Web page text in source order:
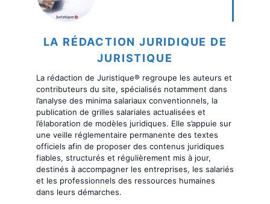
LA RÉDACTION JURIDIQUE DE
JURISTIQUE
La rédaction de Juristique® regroupe les auteurs et
contributeurs du site, spécialisés notamment dans
l’analyse des minima salariaux conventionnels, la
publication de grilles salariales actualisées et
l’élaboration de modèles juridiques. Elle s’appuie sur
une veille réglementaire permanente des textes
officiels afin de proposer des contenus juridiques
fiables, structurés et régulièrement mis à jour,
destinés à accompagner les entreprises, les salariés
et les professionnels des ressources humaines
dans leurs démarches.